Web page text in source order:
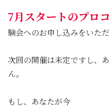
7月スタートのプロ
験会へのお申し込みをいただ
次回の開催は未定ですし、
ん。
もし、あなたが今